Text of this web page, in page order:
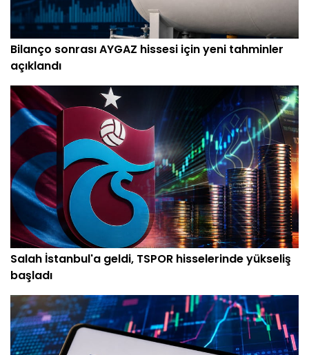
Bilanço sonrası AYGAZ hissesi için yeni tahminler
açıklandı
Salah İstanbul'a geldi, TSPOR hisselerinde yükseliş
başladı